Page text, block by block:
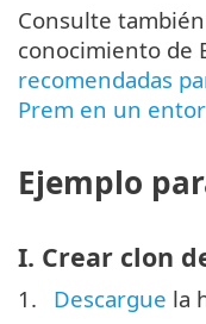
Consulte
conocimiento de
recomendadas
Prem en un
Ejemplo
I. Crear clon
1. Descargue la